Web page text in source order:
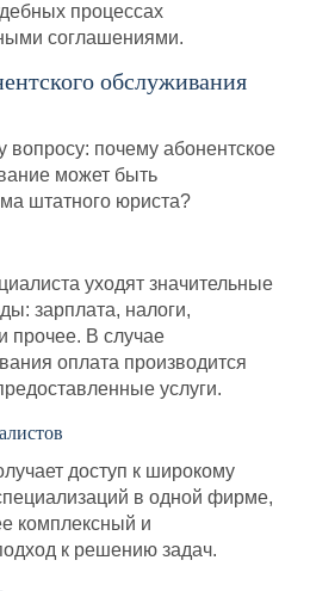
процессах
соглашениями.
обслуживания
почему абонентское
может быть
штатного юриста?
уходят значительные
зарплата, налоги,
прочее. В случае
оплата производится
услуги.
доступ к широкому
в одной фирме,
комплексный и
к решению задач.